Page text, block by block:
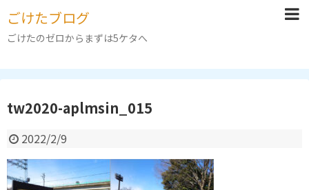
ごけたブログ
ごけたのゼロからまずは5ケタへ
tw2020-aplmsin_015
2022/2/9